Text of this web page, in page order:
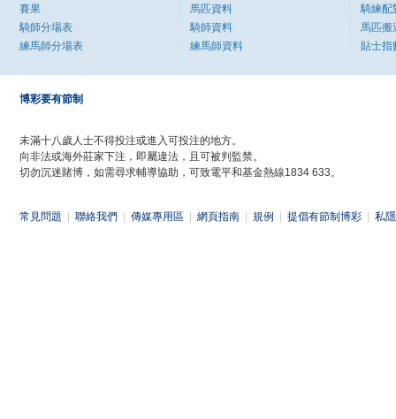
賽果
騎師分場表
練馬師分場表
馬匹資料
騎師資料
練馬師資料
騎練配
馬匹搬
貼士指
博彩要有節制
未滿十八歲人士不得投注或進入可投注的地方。
向非法或海外莊家下注，即屬違法，且可被判監禁。
切勿沉迷賭博，如需尋求輔導協助，可致電平和基金熱線1834 633。
常見問題 聯絡我們 傳媒專用區 網頁指南 規例 提倡有節制博彩 私